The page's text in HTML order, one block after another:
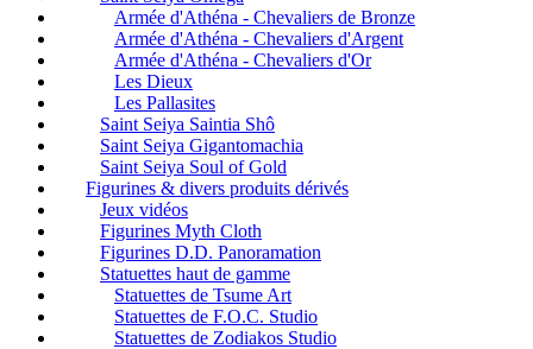
Armée d'Athéna - Chevaliers de Bronze
Armée d'Athéna - Chevaliers d'Argent
Armée d'Athéna - Chevaliers d'Or
Les Dieux
Les Pallasites
Saint Seiya Saintia Shô
Saint Seiya Gigantomachia
Saint Seiya Soul of Gold
Figurines & divers produits dérivés
Jeux vidéos
Figurines Myth Cloth
Figurines D.D. Panoramation
Statuettes haut de gamme
Statuettes de Tsume Art
Statuettes de F.O.C. Studio
Statuettes de Zodiakos Studio